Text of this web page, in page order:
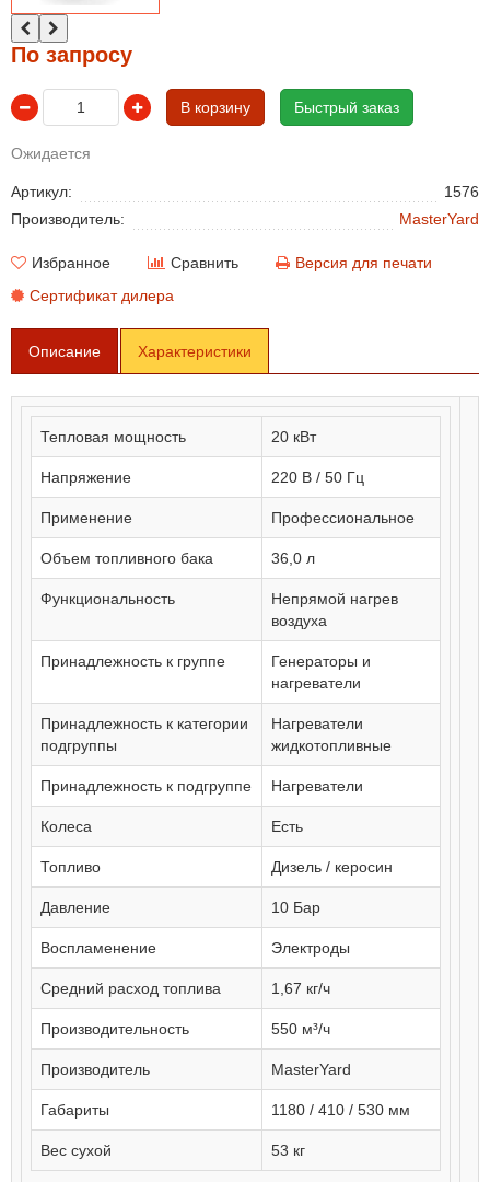
По запросу
В корзину Быстрый заказ
Ожидается
Артикул:
1576
Производитель:
MasterYard
Избранное Сравнить
Версия для печати
Сертификат дилера
Описание Характеристики
Тепловая мощность 20 кВт
Напряжение 220 В / 50 Гц
Применение Профессиональное
Объем топливного бака 36,0 л
Функциональность
Непрямой нагрев
воздуха
Принадлежность к группе
Генераторы и
нагреватели
Принадлежность к категории
подгруппы
Нагреватели
жидкотопливные
Принадлежность к подгруппе Нагреватели
Колеса Есть
Топливо Дизель / керосин
Давление 10 Бар
Воспламенение Электроды
Средний расход топлива 1,67 кг/ч
Производительность 550 м³/ч
Производитель MasterYard
Габариты 1180 / 410 / 530 мм
Вес сухой 53 кг